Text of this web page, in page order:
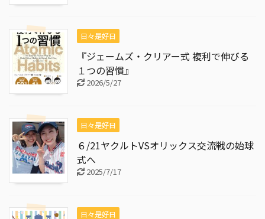
日々是好日
『ジェームズ・クリアー式 複利で伸びる
１つの習慣』
2026/5/27
日々是好日
６/21ヤクルトVSオリックス交流戦の始球
式へ
2025/7/17
日々是好日